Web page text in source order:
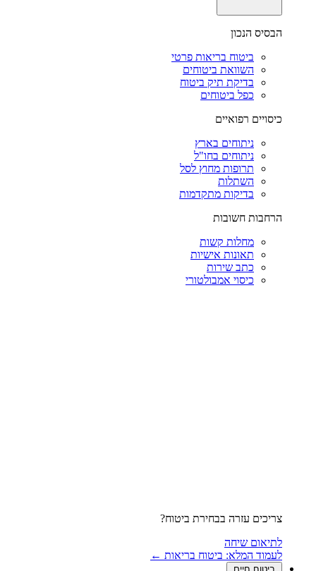
הבסיס הנכון
ביטוח בריאות פרטי
השוואת ביטוחים
בדיקת תיק ביטוח
כפל ביטוחים
כיסויים רפואיים
ניתוחים בארץ
ניתוחים בחו"ל
תרופות מחוץ לסל
השתלות
בדיקות מתקדמות
הרחבות חשובות
מחלות קשות
תאונות אישיות
כתב שירות
כיסוי אמבולטורי
צריכים עזרה בבחירת ביטוח?
לתיאום שיחה
לעמוד המלא: ביטוח בריאות ←